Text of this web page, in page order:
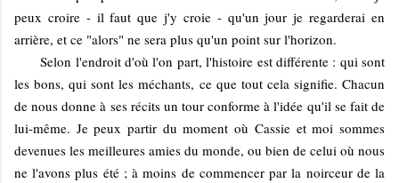
peux croire - il faut que j'y croie - qu'un jour je regarderai en
arrière, et ce "alors" ne sera plus qu'un point sur l'horizon.
Selon l'endroit d'où l'on part, l'histoire est différente : qui sont
les bons, qui sont les méchants, ce que tout cela signifie. Chacun
de nous donne à ses récits un tour conforme à l'idée qu'il se fait de
lui-même. Je peux partir du moment où Cassie et moi sommes
devenues les meilleures amies du monde, ou bien de celui où nous
ne l'avons plus été ; à moins de commencer par la noirceur de la